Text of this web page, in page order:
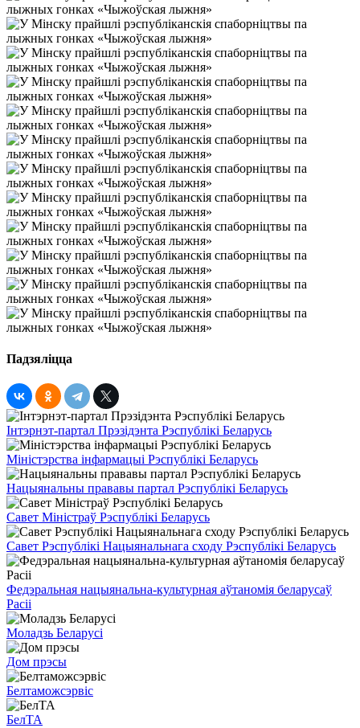
Падзяліцца
Інтэрнэт-партал Прэзідэнта Рэспублікі Беларусь
Міністэрства інфармацыі Рэспублікі Беларусь
Нацыянальны прававы партал Рэспублікі Беларусь
Савет Міністраў Рэспублікі Беларусь
Савет Рэспублікі Нацыянальнага сходу Рэспублікі Беларусь
Федэральная нацыянальна-культурная аўтаномія беларусаў
Расіі
Моладзь Беларусі
Дом прэсы
Белтаможсэрвіс
БелТА